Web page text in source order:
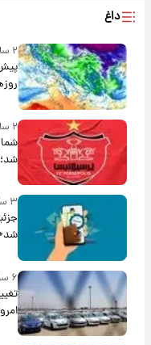
داغ
۲ ساعت پیش
۲ ساعت پیش
۳ ساعت پیش
۶ ساعت پیش
امروز